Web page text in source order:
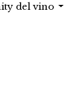
del vino